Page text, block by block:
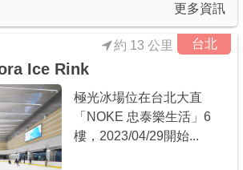
更多資訊
台北
Ice Rink
約 13 公里
極光冰場位在台北大直
「NOKE 忠泰樂生活」6
樓，2023/04/29開始...